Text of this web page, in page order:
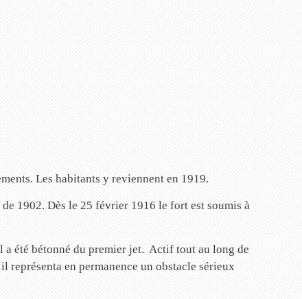
Les habitants y reviennent en 1919.
1902. Dès le 25 février 1916 le fort est soumis à
été bétonné du premier jet. Actif tout au long de
en permanence un obstacle sérieux